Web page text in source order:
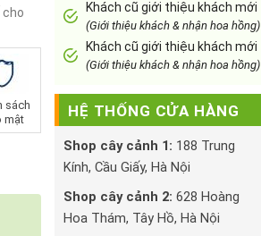
cho
sách
mật
Khách cũ giới thiệu khách mới
(Giới thiệu khách & nhận hoa hồng)
Khách cũ giới thiệu khách mới
(Giới thiệu khách & nhận hoa hồng)
HỆ THỐNG CỬA HÀNG
Shop cây cảnh 1: 188 Trung
Kính, Cầu Giấy, Hà Nội
Shop cây cảnh 2: 628 Hoàng
Hoa Thám, Tây Hồ, Hà Nội